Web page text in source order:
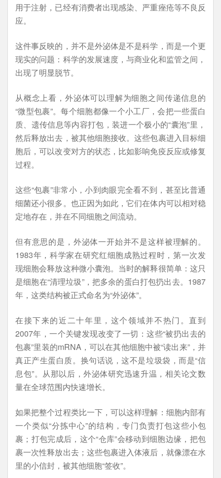
用于注射，已经有消费者出现感染、严重痤疮等不良反
应。
这件事反映的，并不是外泌体是不是科学，而是一个更
现实的问题：科学的发展速度，与商业化和监管之间，
出现了明显脱节。
从概念上看，外泌体可以理解为细胞之间传递信息的
“微型包裹”。每个细胞都像一个小工厂，会把一些蛋白
质、遗传信息等内容打包，装进一个极小的“囊泡”里，
然后释放出去，被其他细胞接收。这些包裹进入目标细
胞后，可以改变对方的状态，比如影响免疫反应或修复
过程。
这些“包裹”非常小，小到肉眼完全看不到，甚至比普通
细菌还小很多。也正因为如此，它们在体内可以相对稳
定地存在，并在不同细胞之间流动。
但有意思的是，外泌体一开始并不是这样被理解的。
1983年，科学家在研究红细胞成熟过程时，第一次发
现细胞会释放这种微小囊泡。当时的解释很简单：这只
是细胞在“清理垃圾”，把多余的蛋白打包扔出去。1987
年，这类结构被正式命名为“外泌体”。
在接下来的近二十年里，这个领域并不热门。直到
2007年，一个关键发现改变了一切：这些“被扔出去的
包裹”里装的mRNA，可以在其他细胞中被“读出来”，并
真正产生蛋白质。换句话说，这不是垃圾袋，而是“信
息包”。从那以后，外泌体研究迅速升温，相关论文数
量在全球范围内快速增长。
如果把整个过程类比一下，可以这样理解：细胞内部有
一个类似“分拣中心”的结构，专门负责打包这些小包
裹；打包完成后，这个“仓库”会移动到细胞边缘，把包
裹一次性释放出去；这些包裹进入体液后，就像漂在水
里的小信封，被其他细胞“签收”。